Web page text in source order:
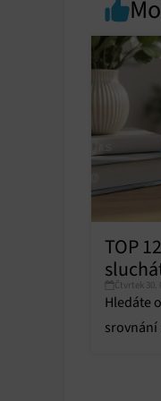
TOP
Čtvrtek 30.
Hledáte
srovnání